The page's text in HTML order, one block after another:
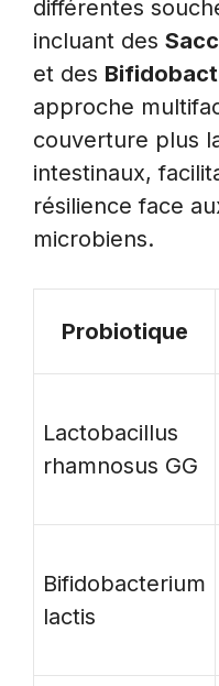
différentes
incluant des
et des
approche
couverture plus
intestinaux,
résilience face
microbiens.
Probiotique
Lactobacillus
rhamnosus GG
Bifidobacterium
lactis